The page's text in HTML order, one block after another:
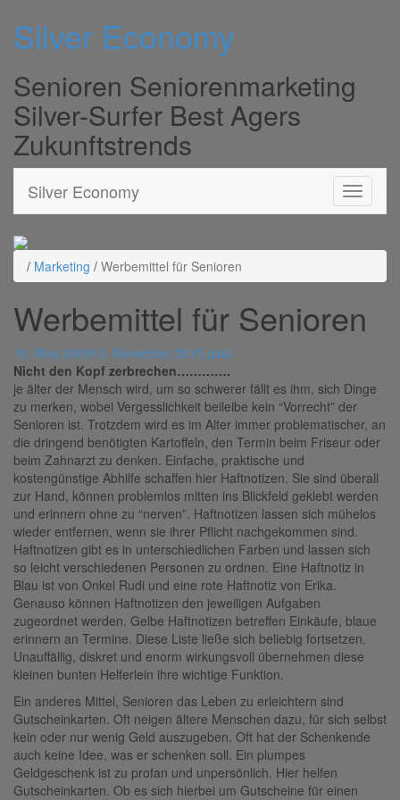
Silver Economy
Senioren Seniorenmarketing
Silver-Surfer Best Agers
Zukunftstrends
Silver Economy
/ Marketing / Werbemittel für Senioren
Werbemittel für Senioren
19. May 200910. November 2015 paul
Nicht den Kopf zerbrechen………….
je älter der Mensch wird, um so schwerer fällt es ihm, sich Dinge
zu merken, wobei Vergesslichkeit beileibe kein “Vorrecht” der
Senioren ist. Trotzdem wird es im Alter immer problematischer, an
die dringend benötigten Kartoffeln, den Termin beim Friseur oder
beim Zahnarzt zu denken. Einfache, praktische und
kostengünstige Abhilfe schaffen hier Haftnotizen. Sie sind überall
zur Hand, können problemlos mitten ins Blickfeld geklebt werden
und erinnern ohne zu “nerven”. Haftnotizen lassen sich mühelos
wieder entfernen, wenn sie ihrer Pflicht nachgekommen sind.
Haftnotizen gibt es in unterschiedlichen Farben und lassen sich
so leicht verschiedenen Personen zu ordnen. Eine Haftnotiz in
Blau ist von Onkel Rudi und eine rote Haftnotiz von Erika.
Genauso können Haftnotizen den jeweiligen Aufgaben
zugeordnet werden. Gelbe Haftnotizen betreffen Einkäufe, blaue
erinnern an Termine. Diese Liste ließe sich beliebig fortsetzen.
Unauffällig, diskret und enorm wirkungsvoll übernehmen diese
kleinen bunten Helferlein ihre wichtige Funktion.
Ein anderes Mittel, Senioren das Leben zu erleichtern sind
Gutscheinkarten. Oft neigen ältere Menschen dazu, für sich selbst
kein oder nur wenig Geld auszugeben. Oft hat der Schenkende
auch keine Idee, was er schenken soll. Ein plumpes
Geldgeschenk ist zu profan und unpersönlich. Hier helfen
Gutscheinkarten. Ob es sich hierbei um Gutscheine für einen